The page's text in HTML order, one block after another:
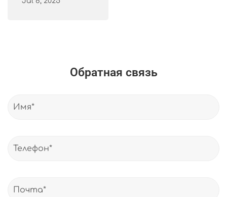
Обратная связь